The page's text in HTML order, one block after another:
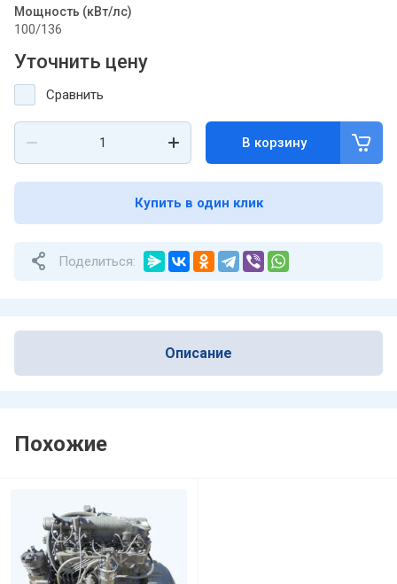
Мощность (кВт/лс)
100/136
Уточнить цену
Сравнить
В корзину
Купить в один клик
Поделиться:
Описание
Похожие